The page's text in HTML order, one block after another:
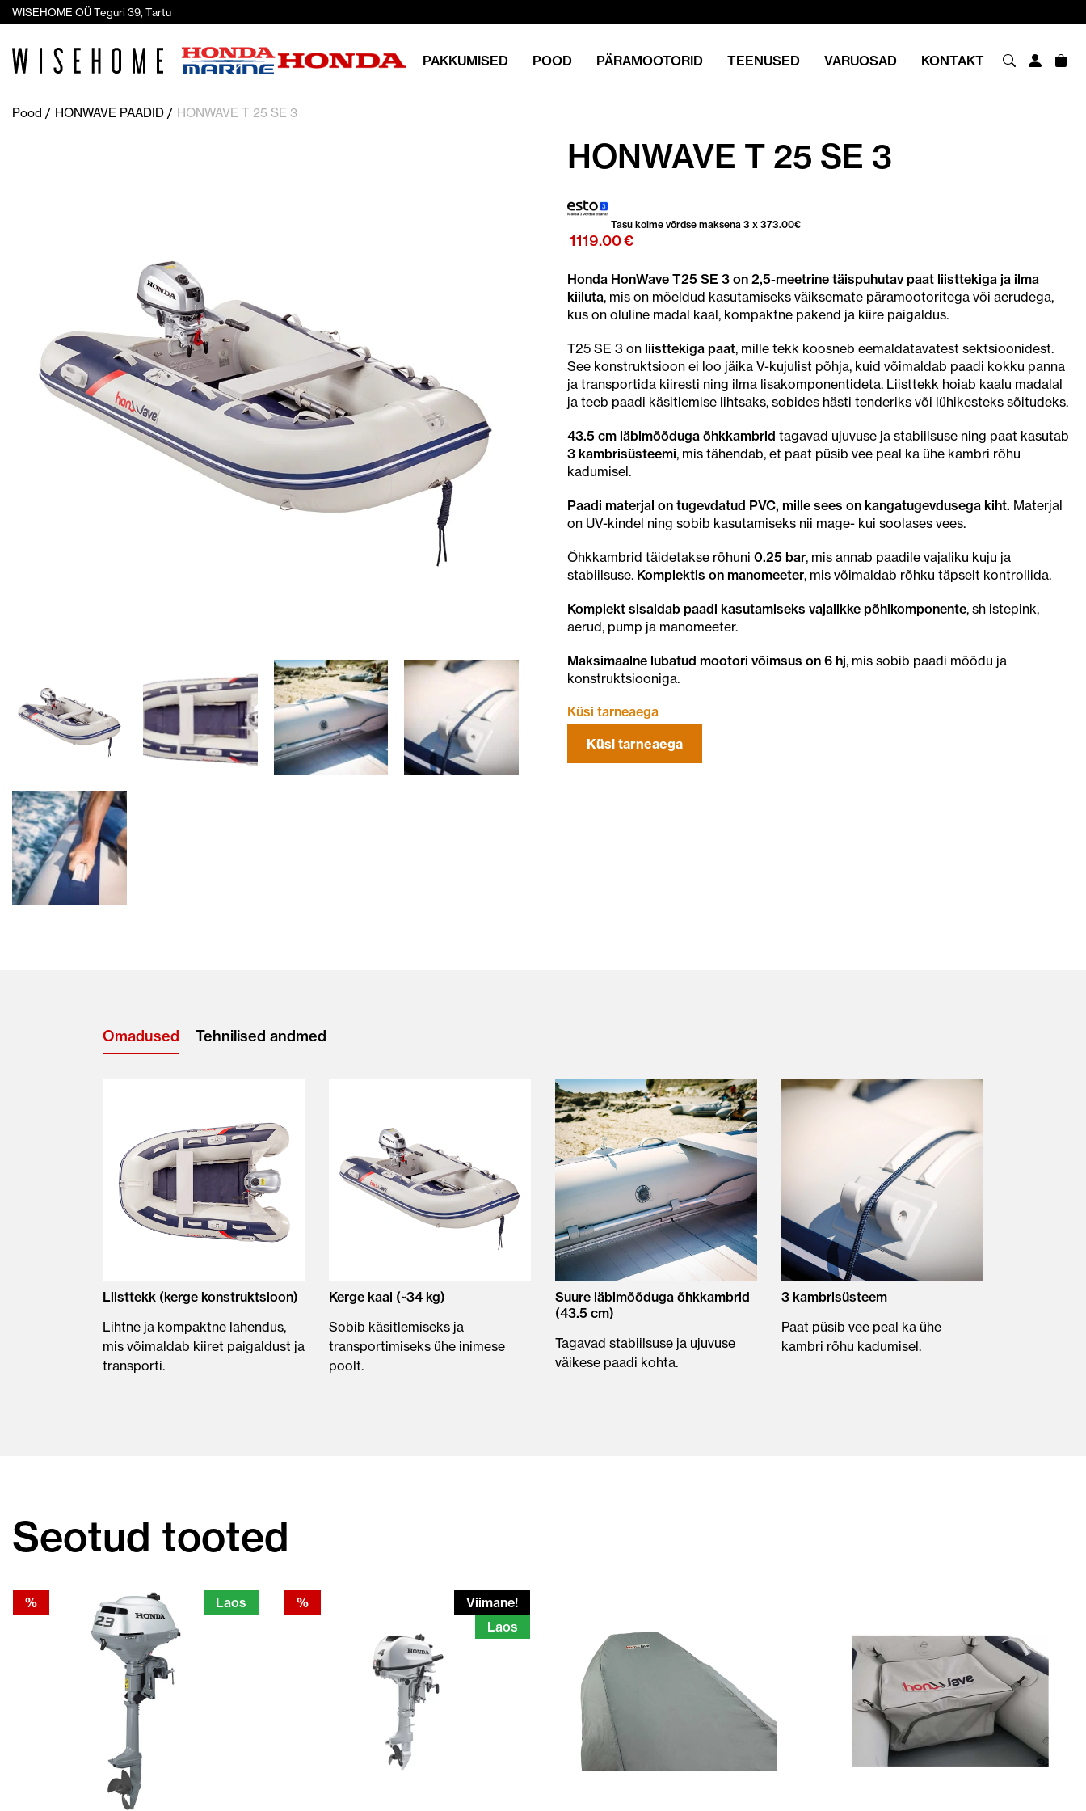
WISEHOME OÜ Teguri 39, Tartu
PAKKUMISED POOD PÄRAMOOTORID TEENUSED VARUOSAD KONTAKT
Pood HONWAVE PAADID HONWAVE T 25 SE 3
HONWAVE T 25 SE 3
Tasu kolme võrdse maksena 3 x 373.00€
1119.00€
Honda HonWave T25 SE 3 on 2,5-meetrine täispuhutav paat liisttekiga ja ilma
kiiluta, mis on mõeldud kasutamiseks väiksemate päramootoritega või aerudega,
kus on oluline madal kaal, kompaktne pakend ja kiire paigaldus.
T25 SE 3 on liisttekiga paat, mille tekk koosneb eemaldatavatest sektsioonidest.
See konstruktsioon ei loo jäika V-kujulist põhja, kuid võimaldab paadi kokku panna
ja transportida kiiresti ning ilma lisakomponentideta. Liisttekk hoiab kaalu madalal
ja teeb paadi käsitlemise lihtsaks, sobides hästi tenderiks või lühikesteks sõitudeks.
43.5 cm läbimõõduga õhkkambrid tagavad ujuvuse ja stabiilsuse ning paat kasutab
3 kambrisüsteemi, mis tähendab, et paat püsib vee peal ka ühe kambri rõhu
kadumisel.
Paadi materjal on tugevdatud PVC, mille sees on kangatugevdusega kiht. Materjal
on UV-kindel ning sobib kasutamiseks nii mage- kui soolases vees.
Õhkkambrid täidetakse rõhuni 0.25 bar, mis annab paadile vajaliku kuju ja
stabiilsuse. Komplektis on manomeeter, mis võimaldab rõhku täpselt kontrollida.
Komplekt sisaldab paadi kasutamiseks vajalikke põhikomponente, sh istepink,
aerud, pump ja manomeeter.
Maksimaalne lubatud mootori võimsus on 6 hj, mis sobib paadi mõõdu ja
konstruktsiooniga.
Küsi tarneaega
Küsi tarneaega
Omadused Tehnilised andmed
Liisttekk (kerge konstruktsioon)
Lihtne ja kompaktne lahendus,
mis võimaldab kiiret paigaldust ja
transporti.
Kerge kaal (~34 kg)
Sobib käsitlemiseks ja
transportimiseks ühe inimese
poolt.
Suure läbimõõduga õhkkambrid
(43.5 cm)
Tagavad stabiilsuse ja ujuvuse
väikese paadi kohta.
3 kambrisüsteem
Paat püsib vee peal ka ühe
kambri rõhu kadumisel.
Seotud tooted
% Laos %
Viimane!
Laos